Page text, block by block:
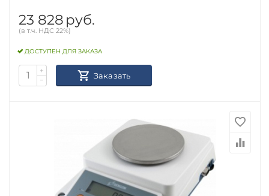
23 828 руб.
(в т.ч. НДС 22%)
ДОСТУПЕН ДЛЯ ЗАКАЗА
+
−
Заказать